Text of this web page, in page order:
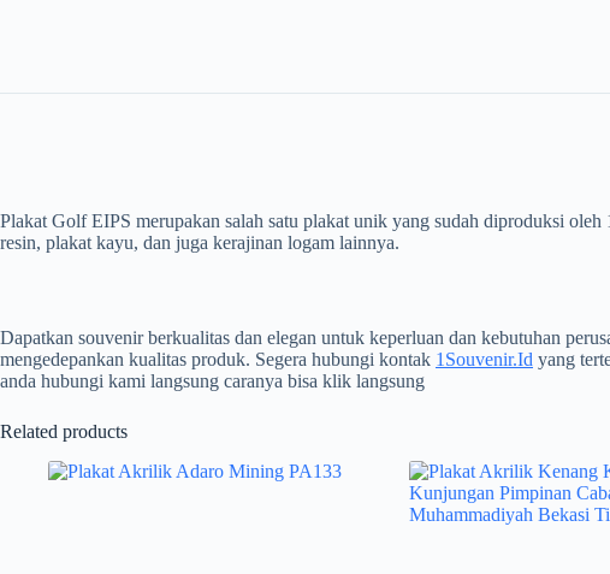
Plakat Golf EIPS merupakan salah satu plakat unik yang sudah diproduksi
resin, plakat kayu, dan juga kerajinan logam lainnya.
Dapatkan souvenir berkualitas dan elegan untuk keperluan dan kebutuhan
mengedepankan kualitas produk. Segera hubungi kontak 1Souvenir.Id yang
anda hubungi kami langsung caranya bisa klik langsung
Related products